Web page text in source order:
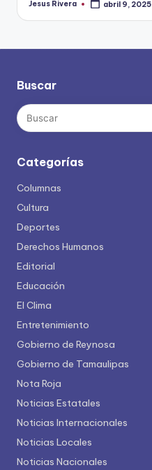
Publicado
Jesus Rivera abril 9, 2025
Buscar
Categorías
Columnas
Cultura
Deportes
Derechos Humanos
Editorial
Educación
El Clima
Entretenimiento
Gobierno de Reynosa
Gobierno de Tamaulipas
Nota Roja
Noticias Estatales
Noticias Internacionales
Noticias Locales
Noticias Nacionales